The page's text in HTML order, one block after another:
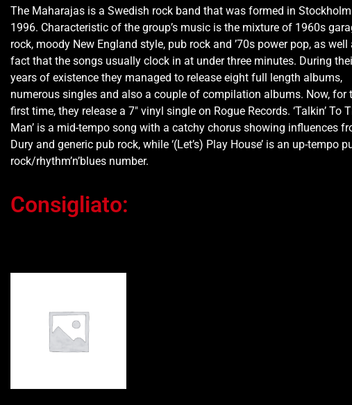
The Maharajas is a Swedish rock band that was formed in
1996. Characteristic of the group’s music is the mixture of 1960s
rock, moody New England style, pub rock and ’70s power pop, as well
fact that the songs usually clock in at under three minutes. During
years of existence they managed to release eight full length albums,
numerous singles and also a couple of compilation albums. Now, for
first time, they release a 7″ vinyl single on Rogue Records. ‘Talkin’ To
Man’ is a mid-tempo song with a catchy chorus showing influences
Dury and generic pub rock, while ‘(Let’s) Play House’ is an up-tempo
rock/rhythm’n’blues number.
Consigliato: